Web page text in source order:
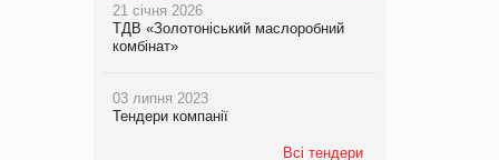
21 січня 2026
ТДВ «Золотоніський маслоробний
комбінат»
03 липня 2023
Тендери компанії
Всі тендери